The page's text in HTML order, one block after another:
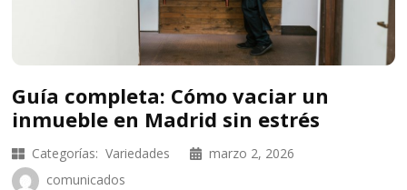
Guía completa: Cómo vaciar un
inmueble en Madrid sin estrés
Categorías: Variedades
marzo 2, 2026
comunicados